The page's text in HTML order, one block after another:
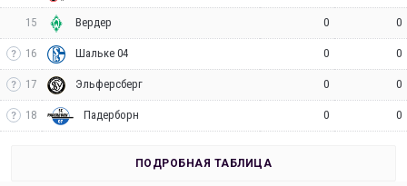
15 Вердер 0 0
16 Шальке 04 0 0
17 Эльферсберг 0 0
18 Падерборн 0 0
ПОДРОБНАЯ ТАБЛИЦА